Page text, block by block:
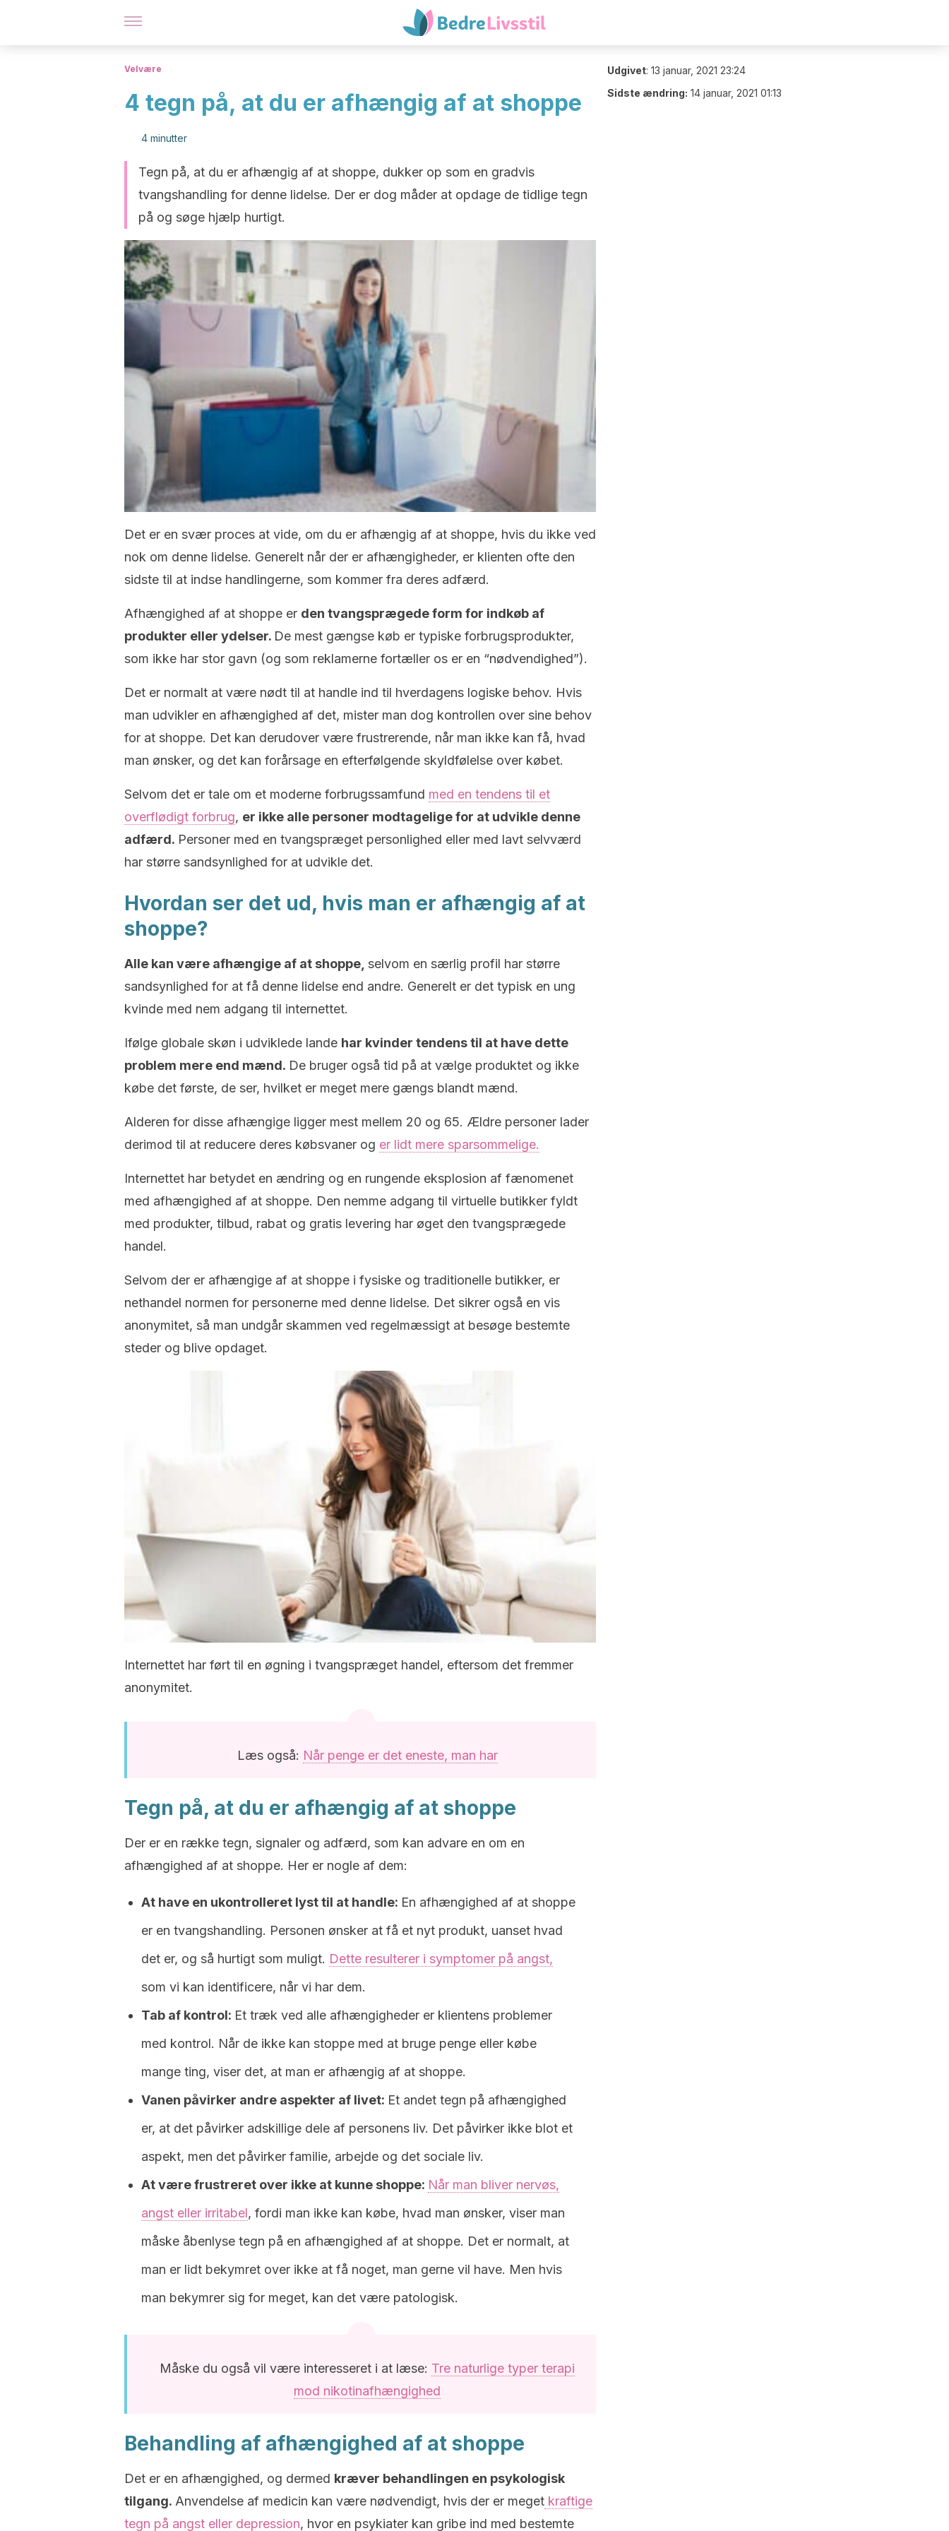
Velvære
4 tegn på, at du er afhængig af at shoppe
4 minutter
Tegn på, at du er afhængig af at shoppe, dukker op som en gradvis
tvangshandling for denne lidelse. Der er dog måder at opdage de tidlige tegn
på og søge hjælp hurtigt.
Det er en svær proces at vide, om du er afhængig af at shoppe, hvis du ikke ved
nok om denne lidelse. Generelt når der er afhængigheder, er klienten ofte den
sidste til at indse handlingerne, som kommer fra deres adfærd.
Afhængighed af at shoppe er den tvangsprægede form for indkøb af
produkter eller ydelser. De mest gængse køb er typiske forbrugsprodukter,
som ikke har stor gavn (og som reklamerne fortæller os er en “nødvendighed”).
Det er normalt at være nødt til at handle ind til hverdagens logiske behov. Hvis
man udvikler en afhængighed af det, mister man dog kontrollen over sine behov
for at shoppe. Det kan derudover være frustrerende, når man ikke kan få, hvad
man ønsker, og det kan forårsage en efterfølgende skyldfølelse over købet.
Selvom det er tale om et moderne forbrugssamfund med en tendens til et
overflødigt forbrug, er ikke alle personer modtagelige for at udvikle denne
adfærd. Personer med en tvangspræget personlighed eller med lavt selvværd
har større sandsynlighed for at udvikle det.
Hvordan ser det ud, hvis man er afhængig af at
shoppe?
Alle kan være afhængige af at shoppe, selvom en særlig profil har større
sandsynlighed for at få denne lidelse end andre. Generelt er det typisk en ung
kvinde med nem adgang til internettet.
Ifølge globale skøn i udviklede lande har kvinder tendens til at have dette
problem mere end mænd. De bruger også tid på at vælge produktet og ikke
købe det første, de ser, hvilket er meget mere gængs blandt mænd.
Alderen for disse afhængige ligger mest mellem 20 og 65. Ældre personer lader
derimod til at reducere deres købsvaner og er lidt mere sparsommelige.
Internettet har betydet en ændring og en rungende eksplosion af fænomenet
med afhængighed af at shoppe. Den nemme adgang til virtuelle butikker fyldt
med produkter, tilbud, rabat og gratis levering har øget den tvangsprægede
handel.
Selvom der er afhængige af at shoppe i fysiske og traditionelle butikker, er
nethandel normen for personerne med denne lidelse. Det sikrer også en vis
anonymitet, så man undgår skammen ved regelmæssigt at besøge bestemte
steder og blive opdaget.
Internettet har ført til en øgning i tvangspræget handel, eftersom det fremmer
anonymitet.
Læs også: Når penge er det eneste, man har
Tegn på, at du er afhængig af at shoppe
Der er en række tegn, signaler og adfærd, som kan advare en om en
afhængighed af at shoppe. Her er nogle af dem:
At have en ukontrolleret lyst til at handle: En afhængighed af at shoppe
er en tvangshandling. Personen ønsker at få et nyt produkt, uanset hvad
det er, og så hurtigt som muligt. Dette resulterer i symptomer på angst,
som vi kan identificere, når vi har dem.
Tab af kontrol: Et træk ved alle afhængigheder er klientens problemer
med kontrol. Når de ikke kan stoppe med at bruge penge eller købe
mange ting, viser det, at man er afhængig af at shoppe.
Vanen påvirker andre aspekter af livet: Et andet tegn på afhængighed
er, at det påvirker adskillige dele af personens liv. Det påvirker ikke blot et
aspekt, men det påvirker familie, arbejde og det sociale liv.
At være frustreret over ikke at kunne shoppe: Når man bliver nervøs,
angst eller irritabel, fordi man ikke kan købe, hvad man ønsker, viser man
måske åbenlyse tegn på en afhængighed af at shoppe. Det er normalt, at
man er lidt bekymret over ikke at få noget, man gerne vil have. Men hvis
man bekymrer sig for meget, kan det være patologisk.
Måske du også vil være interesseret i at læse: Tre naturlige typer terapi
mod nikotinafhængighed
Behandling af afhængighed af at shoppe
Det er en afhængighed, og dermed kræver behandlingen en psykologisk
tilgang. Anvendelse af medicin kan være nødvendigt, hvis der er meget kraftige
tegn på angst eller depression, hvor en psykiater kan gribe ind med bestemte
Udgivet: 13 januar, 2021 23:24
Sidste ændring: 14 januar, 2021 01:13